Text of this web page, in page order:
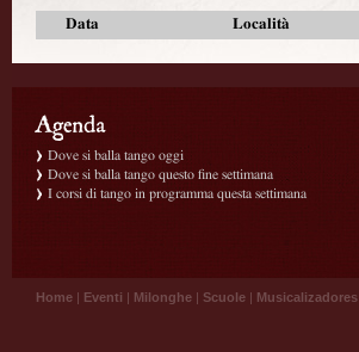
Data Località
Dove si balla tango oggi
Dove si balla tango questo fine settimana
I corsi di tango in programma questa settimana
Home | Eventi | Milonghe | Scuole | Musicalizadores